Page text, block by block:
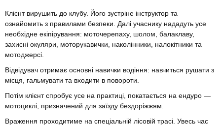
Клієнт вирушить до клубу. Його зустріне інструктор та
ознайомить з правилами безпеки. Далі учаснику нададуть усе
необхідне екіпірування: моточерепаху, шолом, балаклаву,
захисні окуляри, моторукавички, наколінники, налокітники та
мотоджерсі.
Відвідувач отримає основні навички водіння: навчиться рушати з
місця, гальмувати та входити в повороти.
Потім клієнт спробує усе на практиці, покатається на ендуро —
мотоциклі, призначений для заїзду бездоріжжям.
Враження проходитиме на спеціальній лісовій трасі. Увесь час